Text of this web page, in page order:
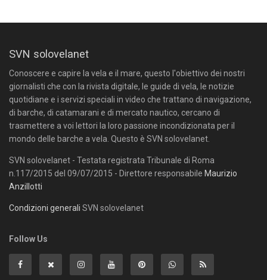
SVN solovelanet
Conoscere e capire la vela e il mare, questo l'obiettivo dei nostri
giornalisti che con la rivista digitale, le guide di vela, le notizie
quotidiane e i servizi speciali in video che trattano di navigazione,
di barche, di catamarani e di mercato nautico, cercano di
trasmettere a voi lettori la loro passione incondizionata per il
mondo delle barche a vela. Questo è SVN solovelanet.
SVN solovelanet - Testata registrata Tribunale di Roma
n.117/2015 del 09/07/2015 - Direttore responsabile Maurizio
Anzillotti
Condizioni generali SVN solovelanet
Follow Us